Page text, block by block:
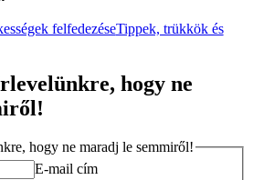
felfedezéseTippek, trükkök és
hogy ne
hogy ne maradj le semmiről!
E-mail cím